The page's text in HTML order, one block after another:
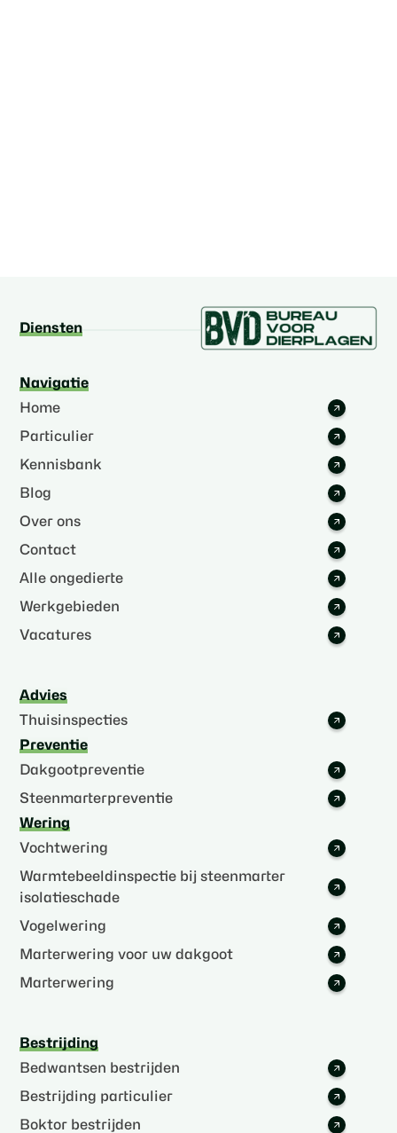
Diensten
Navigatie
Home
Particulier
Kennisbank
Blog
Over ons
Contact
Alle ongedierte
Werkgebieden
Vacatures
Advies
Thuisinspecties
Preventie
Dakgootpreventie
Steenmarterpreventie
Wering
Vochtwering
Warmtebeeldinspectie bij steenmarter
isolatieschade
Vogelwering
Marterwering voor uw dakgoot
Marterwering
Bestrijding
Bedwantsen bestrijden
Bestrijding particulier
Boktor bestrijden